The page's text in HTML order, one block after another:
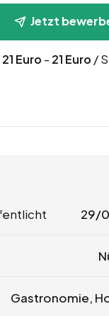
Jetzt
21 Euro - 21 Euro /
29/
Gastronomie,